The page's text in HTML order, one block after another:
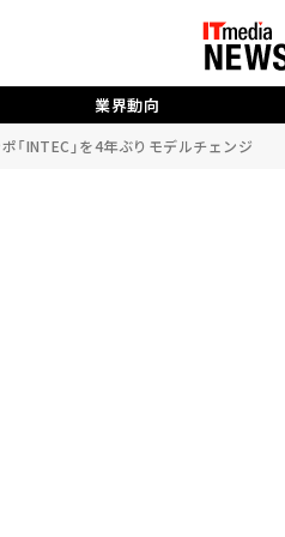
業界動向
「INTEC」を4年ぶりモデルチェンジ